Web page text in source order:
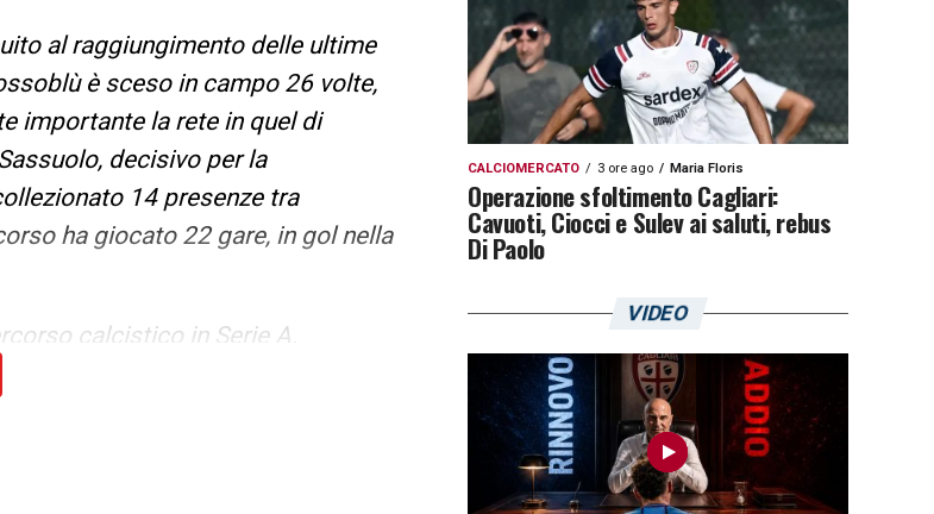
al raggiungimento delle ultime
è sceso in campo 26 volte,
importante la rete in quel di
decisivo per la
14 presenze tra
ha giocato 22 gare, in gol nella
calcistico in Serie A.
CALCIOMERCATO 3 ore ago Maria Floris
Operazione sfoltimento Cagliari:
Cavuoti, Ciocci e Sulev ai saluti, rebus
Di Paolo
VIDEO